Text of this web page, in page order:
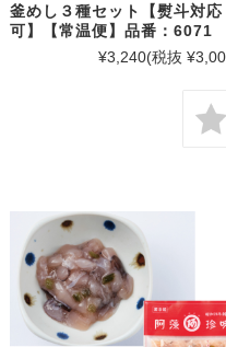
釜めし３種セット【熨斗対応
可】【常温便】品番：6071
¥3,240(税抜